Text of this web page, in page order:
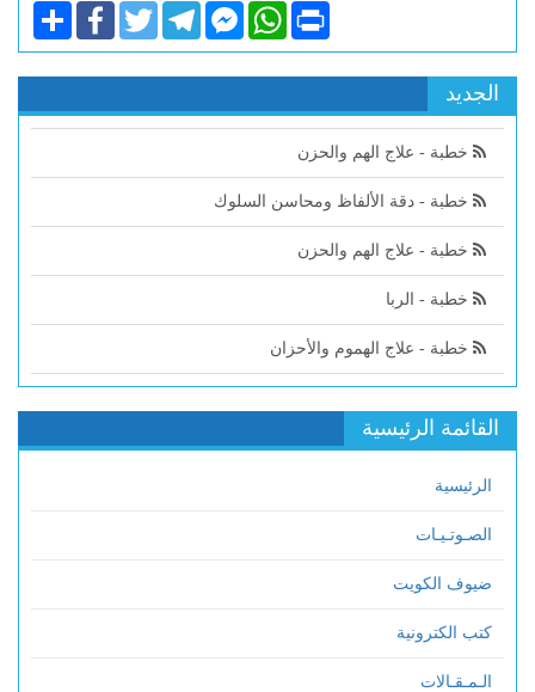
ShareFacebookTwitterTelegramFacebook
Messenger
WhatsApp Print
الجديد
خطبة - علاج الهم والحزن
خطبة - دقة الألفاظ ومحاسن السلوك
خطبة - علاج الهم والحزن
خطبة - الربا
خطبة - علاج الهموم والأحزان
القائمة الرئيسية
الرئيسية
الصـوتـيـات
ضيوف الكويت
كتب الكترونية
الـمـقـالات